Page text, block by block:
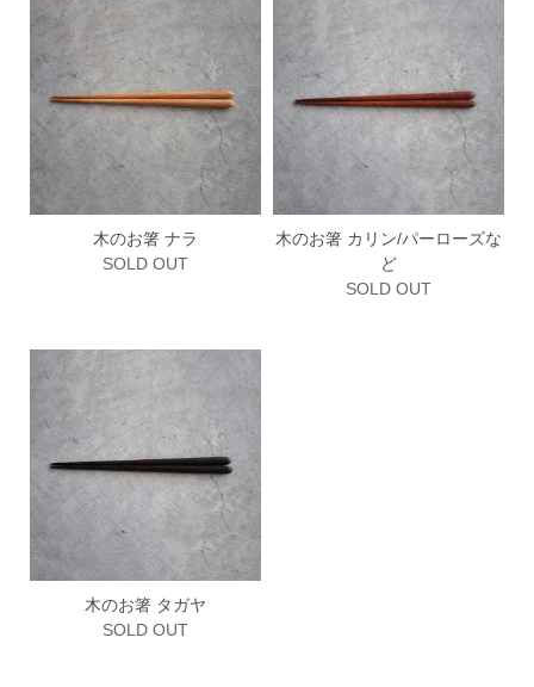
木のお箸 ナラ
SOLD OUT
木のお箸 カリン/パーローズな
ど
SOLD OUT
木のお箸 タガヤ
SOLD OUT